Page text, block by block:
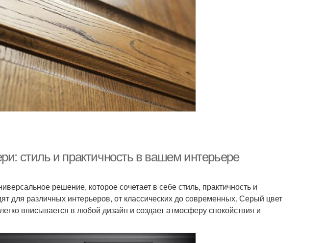
стиль и практичность в вашем интерьере
решение, которое сочетает в себе стиль, практичность и
для различных интерьеров, от классических до современных. Серый цвет
вписывается в любой дизайн и создает атмосферу спокойствия и